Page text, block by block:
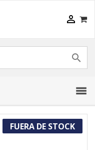


FUERA DE STOCK